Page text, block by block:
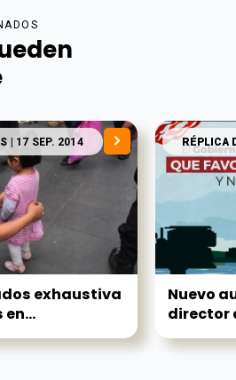
| 17 SEP. 2014
exhaustiva
RÉPLICA
Nuevo
director